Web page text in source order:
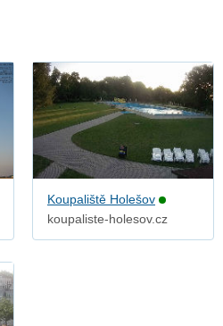
Koupaliště Holešov
koupaliste-holesov.cz